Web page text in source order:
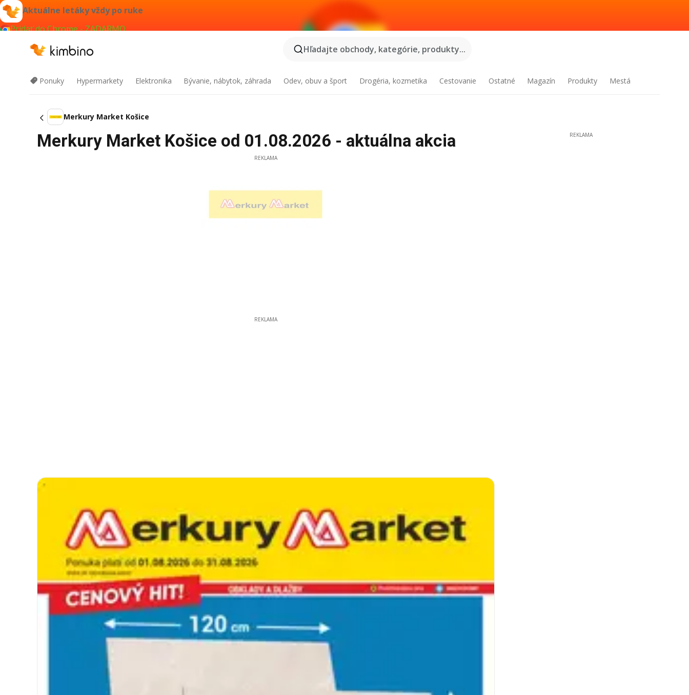
Aktuálne letáky vždy po ruke
Pridať do Chrome - ZADARMO
Hľadajte obchody, kategórie, produkty...
Ponuky Hypermarkety Elektronika Bývanie, nábytok, záhrada Odev, obuv a šport Drogéria, kozmetika Cestovanie Ostatné Magazín Produkty Mestá
Merkury Market Košice
Merkury Market Košice od 01.08.2026 - aktuálna akcia
REKLAMA
REKLAMA
REKLAMA